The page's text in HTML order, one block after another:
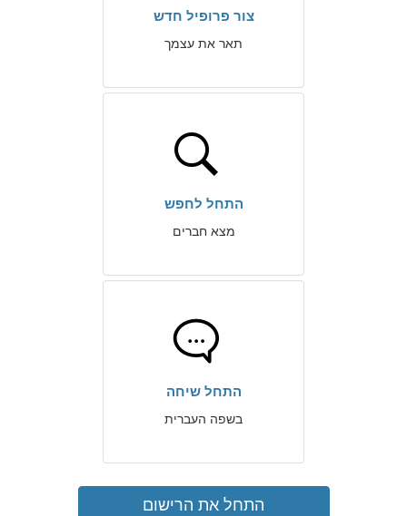
צור פרופיל חדש
תאר את עצמך
התחל לחפש
מצא חברים
התחל שיחה
בשפה העברית
התחל את הרישום